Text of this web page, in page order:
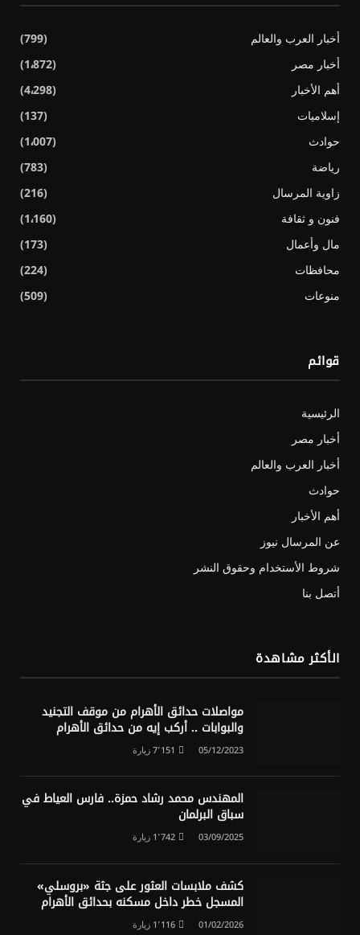
أخبار العرب والعالم
(799)
أخبار مصر
(1٬872)
أهم الأخبار
(4٬298)
إسلاميات
(137)
حوادث
(1٬007)
رياضة
(783)
زاوية المرسال
(216)
فنون و ثقافة
(1٬160)
مال وأعمال
(173)
محافظات
(224)
منوعات
(509)
قوائم
الرئيسية
أخبار مصر
أخبار العرب والعالم
حوادث
أهم الأخبار
عن المرسال نيوز
شروط الأستخدام وحقوق النشر
أتصل بنا
الأكثر مشاهدة
مواصلات حدائق الأهرام من موقف التجنيد
والبوابات .. أركب إيه من حدائق الأهرام
05/12/2023 7٬151زيارة
المهندس محمد رشاد حمزة.. فارس العياط في
سباق البرلمان
03/09/2025 1٬742زيارة
كشف ملابسات العثور على جثة «بروسلي»
المسجل خطر داخل مسكنه بحدائق الأهرام
01/02/2026 1٬116زيارة